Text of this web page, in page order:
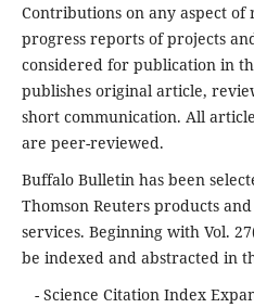
Contributions on any aspect
progress reports of projects
considered for publication in
publishes original article,
short communication. All
are peer-reviewed.
Buffalo Bulletin has been
Thomson Reuters products
services. Beginning with Vol.
be indexed and abstracted in
- Science Citation Index